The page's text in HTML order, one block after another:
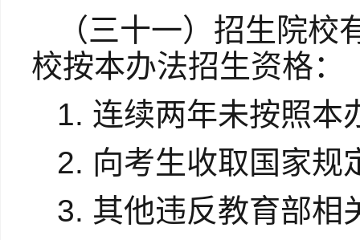
（三十一）招生院
校按本办法招生资格：
1. 连续两年未按照本
2. 向考生收取国家规
3. 其他违反教育部相